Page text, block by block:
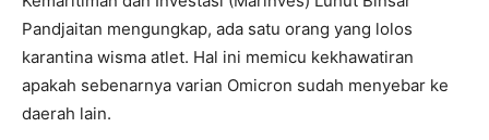
Pandjaitan mengungkap, ada satu orang yang lolos
karantina wisma atlet. Hal ini memicu kekhawatiran
apakah sebenarnya varian Omicron sudah menyebar ke
daerah lain.